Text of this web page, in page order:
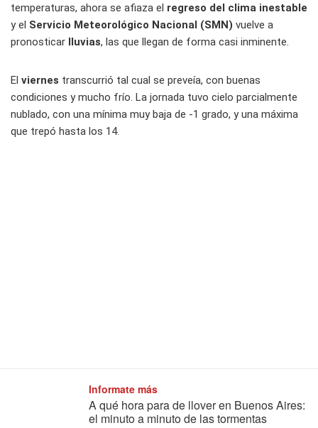
temperaturas, ahora se afiaza el regreso del clima inestable
y el Servicio Meteorológico Nacional (SMN) vuelve a
pronosticar lluvias, las que llegan de forma casi inminente.
El viernes transcurrió tal cual se preveía, con buenas
condiciones y mucho frío. La jornada tuvo cielo parcialmente
nublado, con una mínima muy baja de -1 grado, y una máxima
que trepó hasta los 14.
Informate más
A qué hora para de llover en Buenos Aires:
el minuto a minuto de las tormentas